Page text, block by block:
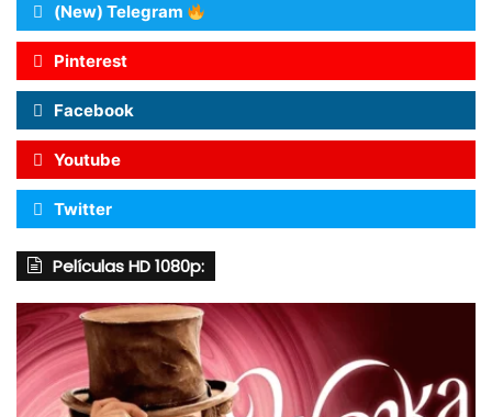
(New) Telegram
Pinterest
Facebook
Youtube
Twitter
Películas HD 1080p: